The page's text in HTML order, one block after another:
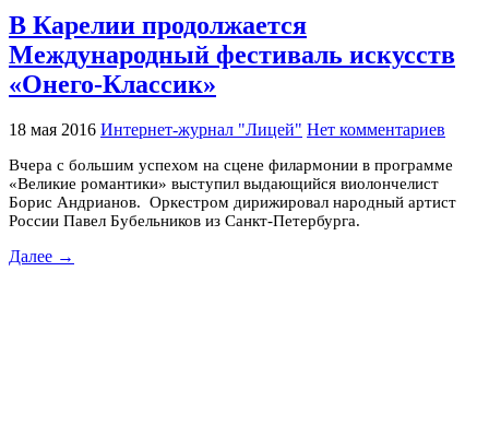
В Карелии продолжается
Международный фестиваль искусств
«Онего-Классик»
18 мая 2016 Интернет-журнал "Лицей" Нет комментариев
Вчера с большим успехом на сцене филармонии в программе
«Великие романтики» выступил выдающийся виолончелист
Борис Андрианов. Оркестром дирижировал народный артист
России Павел Бубельников из Санкт-Петербурга.
Далее →